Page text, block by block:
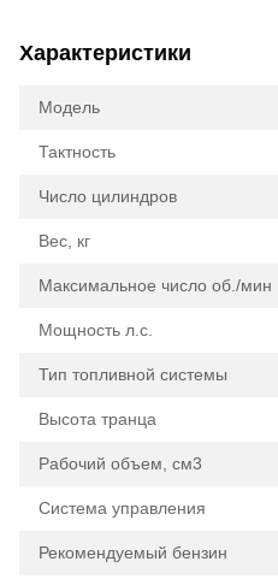
Характеристики
Модель
Тактность
Число цилиндров
Вес, кг
Максимальное число об./мин
Мощность л.с.
Тип топливной системы
Высота транца
Рабочий объем, см3
Система управления
Рекомендуемый бензин